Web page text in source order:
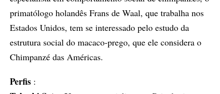
primatólogo holandês Frans de Waal, que trabalha nos
Estados Unidos, tem se interessado pelo estudo da
estrutura social do macaco-prego, que ele considera o
Chimpanzé das Américas.
Perfis :